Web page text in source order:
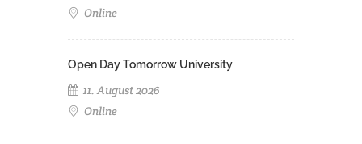
Online
Open Day Tomorrow University
11. August 2026
Online